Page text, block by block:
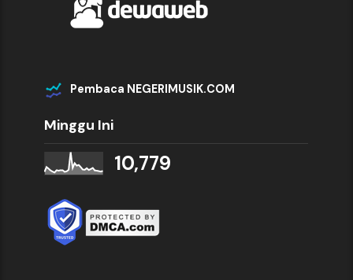
Pembaca NEGERIMUSIK.COM
Minggu Ini
10,779